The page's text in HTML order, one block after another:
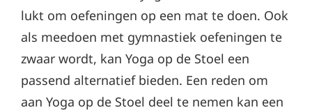
lukt om oefeningen op een mat te doen. Ook
als meedoen met gymnastiek oefeningen te
zwaar wordt, kan Yoga op de Stoel een
passend alternatief bieden. Een reden om
aan Yoga op de Stoel deel te nemen kan een